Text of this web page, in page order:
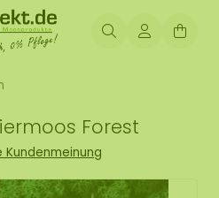
Forest
Kundenmeinung